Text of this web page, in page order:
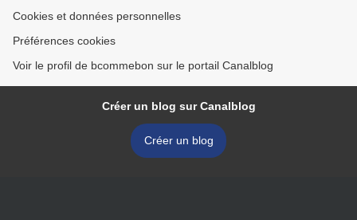
Cookies et données personnelles
Préférences cookies
Voir le profil de bcommebon sur le portail Canalblog
Créer un blog sur Canalblog
Créer un blog